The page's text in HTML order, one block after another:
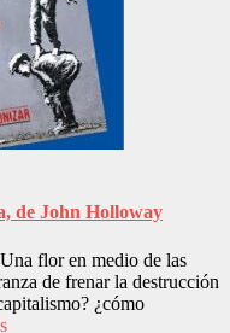
de John Holloway
flor en medio de las
de frenar la destrucción
¿cómo